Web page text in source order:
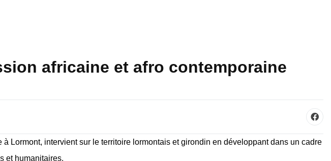
africaine et afro contemporaine
Lormont, intervient sur le territoire lormontais et girondin en développant dans un cadre
et humanitaires.